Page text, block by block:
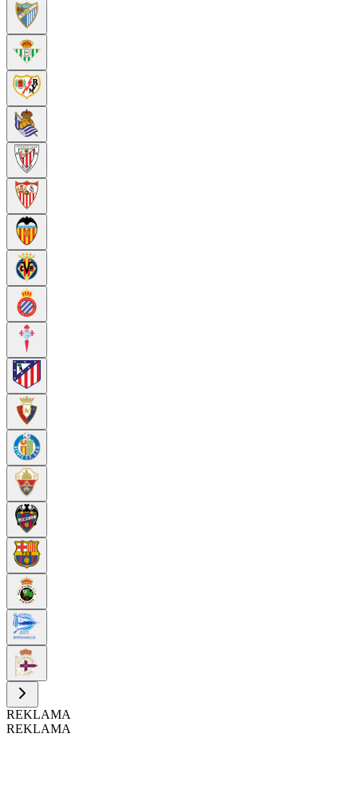
REKLAMA
REKLAMA